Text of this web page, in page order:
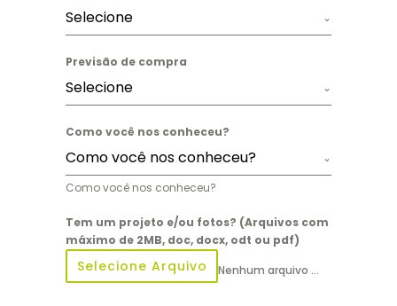
Selecione
Previsão de compra
Selecione
Como você nos conheceu?
Como você nos conheceu?
Como você nos conheceu?
Tem um projeto e/ou fotos? (Arquivos com
máximo de 2MB, doc, docx, odt ou pdf)
Selecione Arquivo Nenhum arquivo selecionado ainda